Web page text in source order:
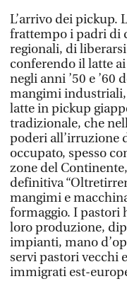
L’arrivo dei pickup.
frattempo i padri di
regionali, di
conferendo il latte
negli anni ’50 e ’60
mangimi industriali,
latte in pickup
tradizionale, che
poderi all’irruzione
occupato, spesso
zone del
definitiva
mangimi e
formaggio. I pastori
loro produzione,
impianti, mano
servi pastori vecchi
immigrati est-